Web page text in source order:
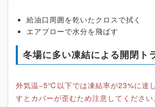
給油口周囲を乾いたクロスで拭く
エアブローで水分を飛ばす
冬場に多い凍結による開閉ト
外気温−5℃以下では凍結率が23%に達
すとカバーが歪むため注意してください